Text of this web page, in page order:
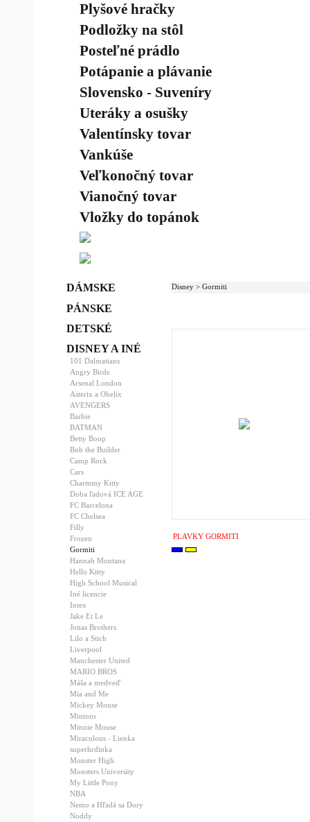
Plyšové hračky
Podložky na stôl
Posteľné prádlo
Potápanie a plávanie
Slovensko - Suveníry
Uteráky a osušky
Valentínsky tovar
Vankúše
Veľkonočný tovar
Vianočný tovar
Vložky do topánok
DÁMSKE
PÁNSKE
DETSKÉ
DISNEY A INÉ
101 Dalmatians
Angry Birds
Arsenal London
Asterix a Obelix
AVENGERS
Barbie
BATMAN
Betty Boop
Bob the Builder
Camp Rock
Cars
Charmmy Kitty
Doba ľadová ICE AGE
FC Barcelona
FC Chelsea
Filly
Frozen
Gormiti
Hannah Montana
Hello Kitty
High School Musical
Iné licencie
Intex
Jake Et Le
Jonas Brothers
Lilo a Stich
Liverpool
Manchester United
MARIO BROS
Máša a medveď
Mia and Me
Mickey Mouse
Minions
Minnie Mouse
Miraculous - Lienka
superhrdinka
Monster High
Monsters University
My Little Pony
NBA
Nemo a Hľadá sa Dory
Noddy
Disney > Gormiti
PLAVKY GORMITI